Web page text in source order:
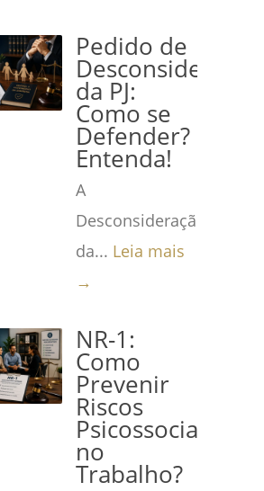
Pedido de
Desconsideração
da PJ:
Como se
Defender?
Entenda!
A
Desconsideração
da... Leia mais
→
NR-1:
Como
Prevenir
Riscos
Psicossociais
no
Trabalho?